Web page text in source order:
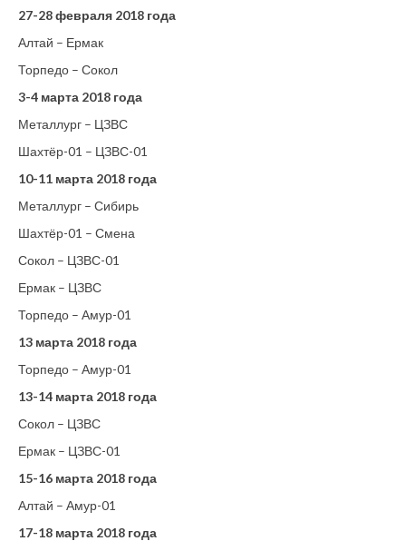
27-28 февраля 2018 года
Алтай – Ермак
Торпедо – Сокол
3-4 марта 2018 года
Металлург – ЦЗВС
Шахтёр-01 – ЦЗВС-01
10-11 марта 2018 года
Металлург – Сибирь
Шахтёр-01 – Смена
Сокол – ЦЗВС-01
Ермак – ЦЗВС
Торпедо – Амур-01
13 марта 2018 года
Торпедо – Амур-01
13-14 марта 2018 года
Сокол – ЦЗВС
Ермак – ЦЗВС-01
15-16 марта 2018 года
Алтай – Амур-01
17-18 марта 2018 года